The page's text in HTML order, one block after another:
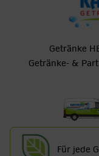
Getränke
Getränke- &
Für jede